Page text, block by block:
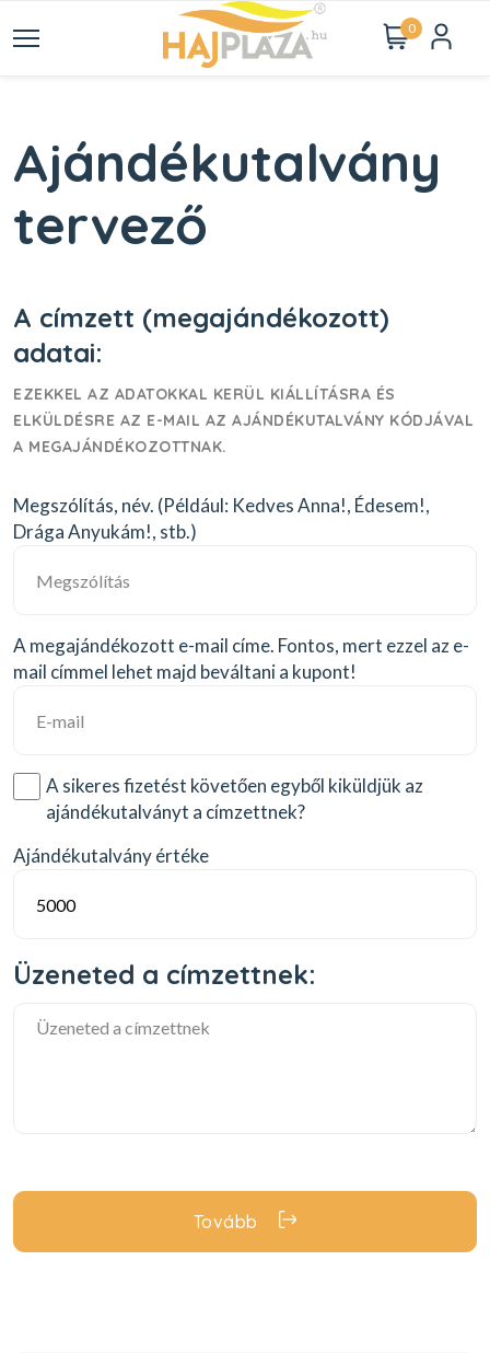
0
Ajándékutalvány
tervező
A címzett (megajándékozott)
adatai:
EZEKKEL AZ ADATOKKAL KERÜL KIÁLLÍTÁSRA ÉS
ELKÜLDÉSRE AZ E-MAIL AZ AJÁNDÉKUTALVÁNY KÓDJÁVAL
A MEGAJÁNDÉKOZOTTNAK.
Megszólítás, név. (Például: Kedves Anna!, Édesem!,
Drága Anyukám!, stb.)
A megajándékozott e-mail címe. Fontos, mert ezzel az e-
mail címmel lehet majd beváltani a kupont!
A sikeres fizetést követően egyből kiküldjük az
ajándékutalványt a címzettnek?
Ajándékutalvány értéke
Üzeneted a címzettnek:
Tovább